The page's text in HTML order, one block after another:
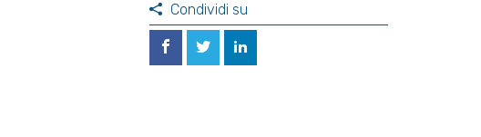
Condividi su